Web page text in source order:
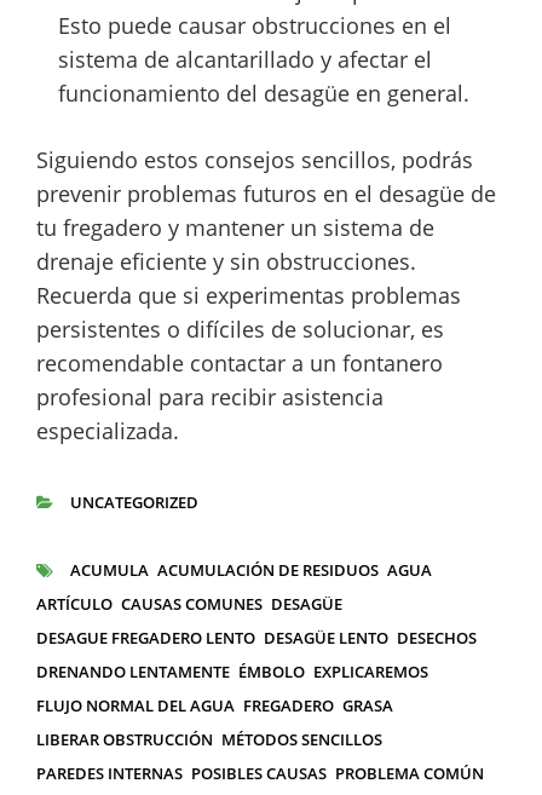
Esto puede causar obstrucciones en el
sistema de alcantarillado y afectar el
funcionamiento del desagüe en general.
Siguiendo estos consejos sencillos, podrás
prevenir problemas futuros en el desagüe de
tu fregadero y mantener un sistema de
drenaje eficiente y sin obstrucciones.
Recuerda que si experimentas problemas
persistentes o difíciles de solucionar, es
recomendable contactar a un fontanero
profesional para recibir asistencia
especializada.
UNCATEGORIZED
ETIQUETAS
ACUMULA ACUMULACIÓN DE RESIDUOS AGUA
ARTÍCULO CAUSAS COMUNES DESAGÜE
DESAGUE FREGADERO LENTO DESAGÜE LENTO DESECHOS
DRENANDO LENTAMENTE ÉMBOLO EXPLICAREMOS
FLUJO NORMAL DEL AGUA FREGADERO GRASA
LIBERAR OBSTRUCCIÓN MÉTODOS SENCILLOS
PAREDES INTERNAS POSIBLES CAUSAS PROBLEMA COMÚN